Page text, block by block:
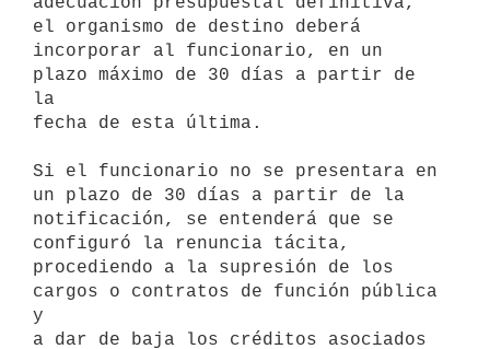
el organismo de destino deberá
incorporar al funcionario, en un
plazo máximo de 30 días a partir de
la
fecha de esta última.
Si el funcionario no se presentara en
un plazo de 30 días a partir de la
notificación, se entenderá que se
configuró la renuncia tácita,
procediendo a la supresión de los
cargos o contratos de función pública
y
a dar de baja los créditos asociados